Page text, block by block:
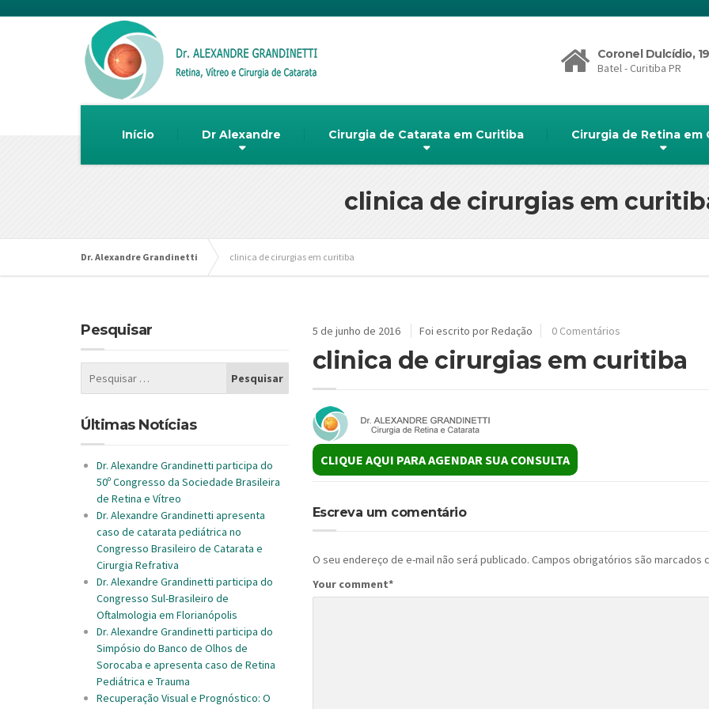
Coronel Dulcídio,
Batel - Curitiba PR
Início Dr Alexandre Cirurgia de Catarata em Curitiba Cirurgia de Retina em
clinica de cirurgias em
Dr. Alexandre Grandinetti clinica de cirurgias em curitiba
5 de junho de 2016 Foi escrito por Redação 0 Comentários
clinica de cirurgias em curitiba
CLIQUE AQUI PARA AGENDAR SUA CONSULTA
Escreva um comentário
O seu endereço de e-mail não será publicado. Campos obrigatórios são marcados
Your comment*
Pesquisar
Últimas Notícias
Dr. Alexandre Grandinetti participa do
50º Congresso da Sociedade Brasileira
de Retina e Vítreo
Dr. Alexandre Grandinetti apresenta
caso de catarata pediátrica no
Congresso Brasileiro de Catarata e
Cirurgia Refrativa
Dr. Alexandre Grandinetti participa do
Congresso Sul-Brasileiro de
Oftalmologia em Florianópolis
Dr. Alexandre Grandinetti participa do
Simpósio do Banco de Olhos de
Sorocaba e apresenta caso de Retina
Pediátrica e Trauma
Recuperação Visual e Prognóstico: O